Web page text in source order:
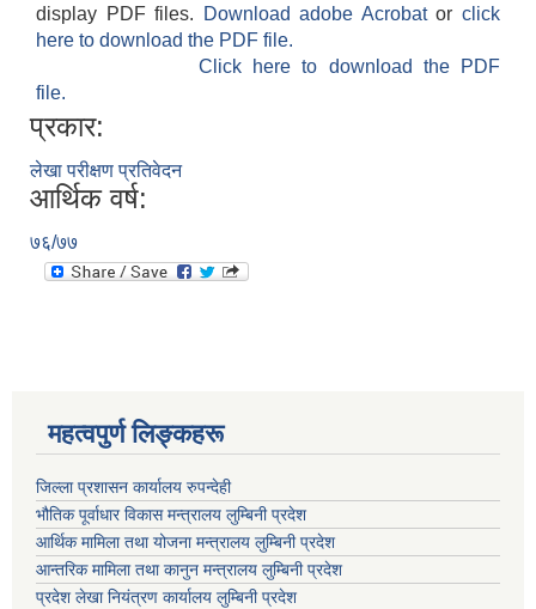
display PDF files.
Download adobe Acrobatorclick
here to download the PDF file.
Click here to download the PDF
file.
प्रकार:
लेखा परीक्षण प्रतिवेदन
आर्थिक वर्ष:
७६/७७
महत्वपुर्ण लिङ्कहरू
जिल्ला प्रशासन कार्यालय रुपन्देही
भौतिक पूर्वाधार विकास मन्त्रालय लुम्बिनी प्रदेश
आर्थिक मामिला तथा योजना मन्त्रालय लुम्बिनी प्रदेश
आन्तरिक मामिला तथा कानुन मन्त्रालय लुम्बिनी प्रदेश
प्रदेश लेखा नियंत्रण कार्यालय लुम्बिनी प्रदेश